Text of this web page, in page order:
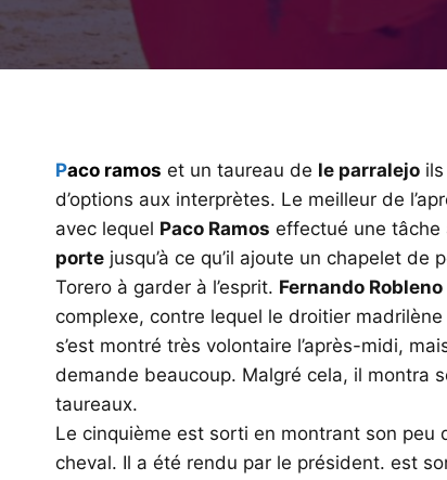
Paco ramos et un taureau de le parralejo
d’options aux interprètes. Le meilleur de
avec lequel Paco Ramos effectué une tâche
porte jusqu’à ce qu’il ajoute un chapelet de
Torero à garder à l’esprit. Fernando Robleno
complexe, contre lequel le droitier
s’est montré très volontaire l’après-midi,
demande beaucoup. Malgré cela, il montra
taureaux.
Le cinquième est sorti en montrant son peu
cheval. Il a été rendu par le président. est